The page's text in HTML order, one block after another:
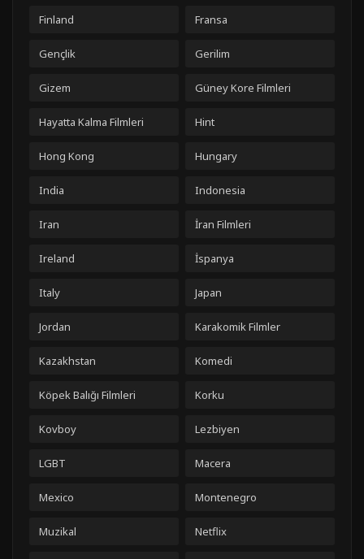
Finland Fransa
Gençlik Gerilim
Gizem Güney Kore Filmleri
Hayatta Kalma Filmleri Hint
Hong Kong Hungary
India Indonesia
Iran İran Filmleri
Ireland İspanya
Italy Japan
Jordan Karakomik Filmler
Kazakhstan Komedi
Köpek Balığı Filmleri Korku
Kovboy Lezbiyen
LGBT Macera
Mexico Montenegro
Muzikal Netflix